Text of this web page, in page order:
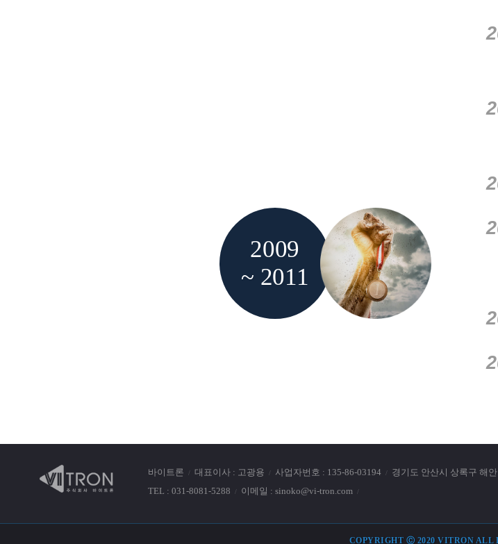
2009
~ 2011
바이트론 대표이사 : 고광용 사업자번호 : 135-86-03194
경기도 안산시 상록구 해
TEL : 031-8081-5288
이메일 : sinoko@vi-tron.com
COPYRIGHT Ⓒ 2020 VITRON ALL